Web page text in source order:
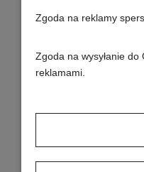
Zgoda na reklamy
Zgoda na wysyłanie
reklamami.